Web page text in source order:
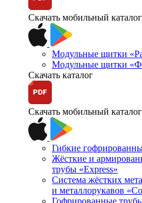
Скачать мобильный каталог
Модульные щитки
Модульные щитки
Скачать каталог
Скачать мобильный каталог
Гибкие
Жёсткие и
трубы «Express»
Система жёстких
и металлорукавов
Гофрированные